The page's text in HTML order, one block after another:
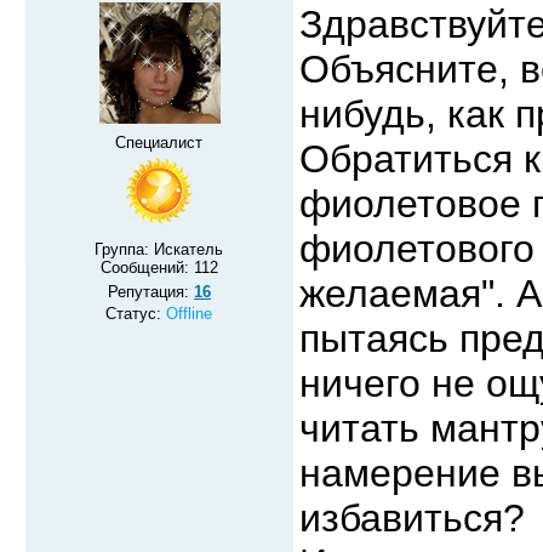
Специалист
Группа: Искатель
Сообщений: 112
Репутация: 16
Статус:Offline
Объясните,
нибудь, как
Обратиться
фиолетовое
желаемая".
пытаясь
ничего не
читать
намерение
избавиться?